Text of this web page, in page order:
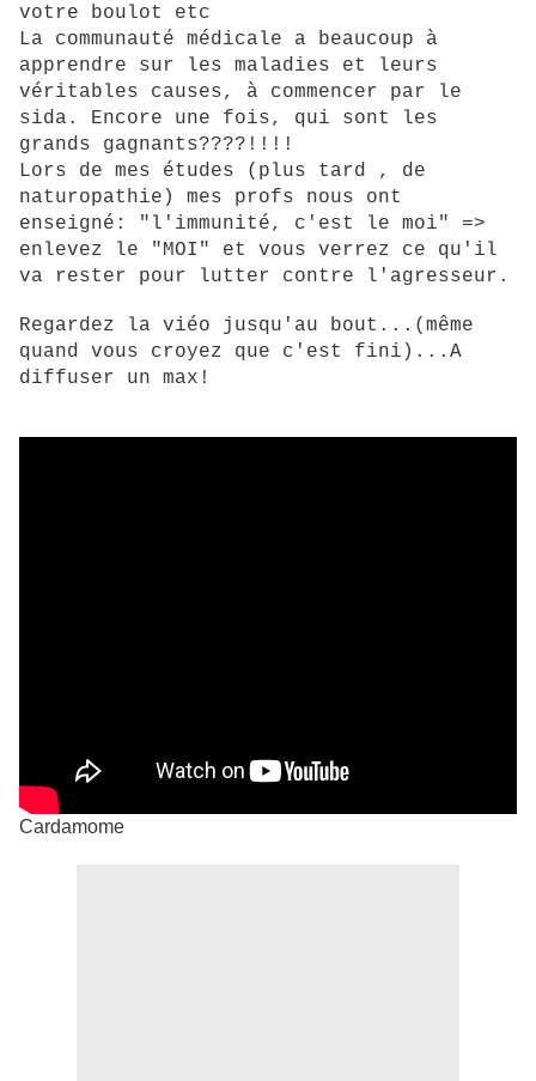
votre boulot etc
La communauté médicale a beaucoup à
apprendre sur les maladies et leurs
véritables causes, à commencer par le
sida. Encore une fois, qui sont les
grands gagnants????!!!!
Lors de mes études (plus tard , de
naturopathie) mes profs nous ont
enseigné: "l'immunité, c'est le moi" =>
enlevez le "MOI" et vous verrez ce qu'il
va rester pour lutter contre l'agresseur.
Regardez la viéo jusqu'au bout...(même
quand vous croyez que c'est fini)...A
diffuser un max!
Cardamome